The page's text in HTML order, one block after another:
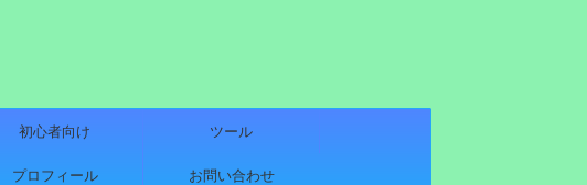
初心者向け ツール
プロフィール お問い合わせ